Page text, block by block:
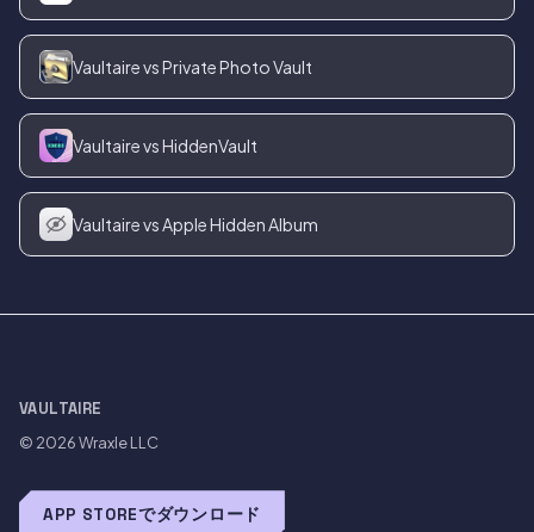
Vaultaire vs Private Photo Vault
Vaultaire vs HiddenVault
Vaultaire vs Apple Hidden Album
VAULTAIRE
© 2026Wraxle LLC
APP STOREでダウンロード